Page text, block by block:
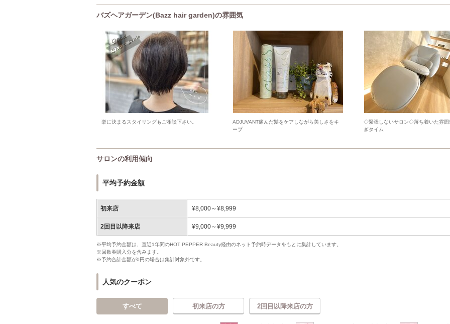
バズヘアガーデン(Bazz hair garden)の雰囲気
楽に決まるスタイリングもご相談下さい。
ADJUVANT痛んだ髪をケアしながら美しさをキ
ープ
◇緊張しないサロン◇落ち着いた雰囲
ぎタイム
サロンの利用傾向
平均予約金額
初来店 ¥8,000～¥8,999
2回目以降来店 ¥9,000～¥9,999
※平均予約金額は、直近1年間のHOT PEPPER Beauty経由のネット予約時データをもとに集計しています。
※回数券購入分を含みます。
※予約合計金額が0円の場合は集計対象外です。
人気のクーポン
すべて 初来店の方 2回目以降来店の方